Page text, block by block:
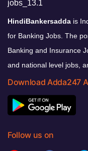
HindiBankersadda is
for Banking Jobs. The
Banking and Insurance
and national level jobs,
Download Adda247
Follow us on